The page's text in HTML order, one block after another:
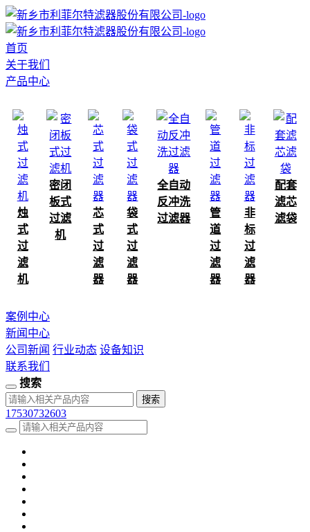
首页
关于我们
产品中心
烛
式
过
滤
机
密闭
板式
过滤
机
芯
式
过
滤
器
袋
式
过
滤
器
全自动
反冲洗
过滤器
管
道
过
滤
器
非
标
过
滤
器
配套
滤芯
滤袋
案例中心
新闻中心
公司新闻 行业动态 设备知识
联系我们
搜索
17530732603